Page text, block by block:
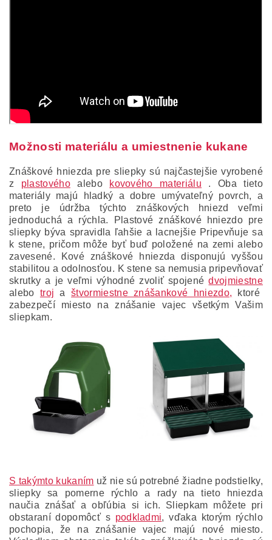
Možnosti materiálu a umiestnenie kukane
Znáškové hniezda pre sliepky sú najčastejšie vyrobené
z plastovéhoalebo kovového materiálu .Oba tieto
materiály majú hladký a dobre umývateľný povrch, a
preto je údržba týchto znáškových hniezd veľmi
jednoduchá a rýchla.
Plastové znáškové hniezdo pre
sliepky býva spravidla ľahšie a lacnejšie Pripevňuje sa
k stene, pričom môže byť buď položené na zemi alebo
zavesené.
Kové znáškové hniezda disponujú vyššou
stabilitou a odolnosťou. K stene sa nemusia pripevňovať
skrutky a je veľmi výhodné zvoliť spojenédvojmiestne
alebo troj aštvormiestne znášankové hniezdo, ktoré
zabezpečí miesto na znášanie vajec všetkým Vašim
sliepkam.
S takýmto kukaním už nie sú potrebné žiadne podstielky,
sliepky sa pomerne rýchlo a rady na tieto hniezda
naučia znášať a obľúbia si ich. Sliepkam môžete pri
obstaraní dopomôcť s podkladmi, vďaka ktorým rýchlo
pochopia, že na znášanie vajec majú nové miesto.